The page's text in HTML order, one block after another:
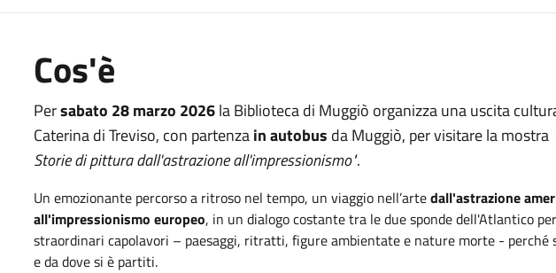
Cos'è
Persabato 28 marzo 2026la Biblioteca di Muggiò organizza una uscita
Caterina di Treviso, con partenzain autobus da Muggiò, per visitare la mostra
Storie di pittura dall'astrazione all'impressionismo".
Un emozionante percorso a ritroso nel tempo, un viaggio nell’artedall'astrazione
all'impressionismo europeo, in un dialogo costante tra le due sponde dell'Atlantico
straordinari capolavori – paesaggi, ritratti, figure ambientate e nature morte - perché
e da dove si è partiti.